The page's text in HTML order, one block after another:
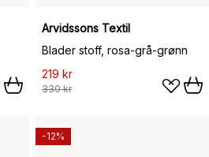
Arvidssons Textil
Blader stoff, rosa-grå-grønn
219 kr
330 kr
-12%